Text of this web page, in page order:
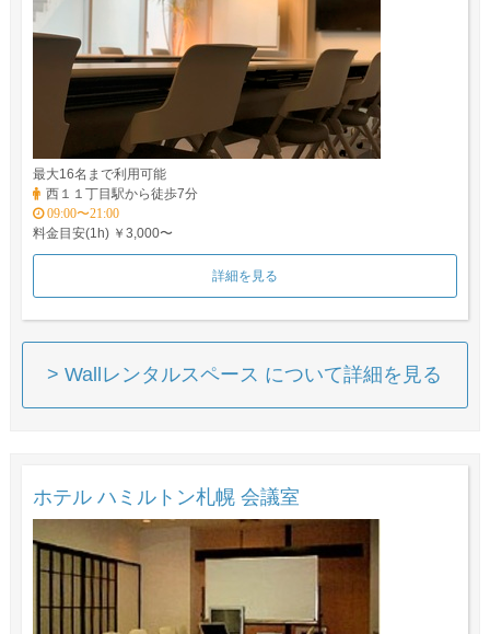
最大16名まで利用可能
西１１丁目駅から徒歩7分
09:00〜21:00
料金目安(1h) ￥3,000〜
詳細を見る
> Wallレンタルスペース について詳細を見る
ホテル ハミルトン札幌 会議室